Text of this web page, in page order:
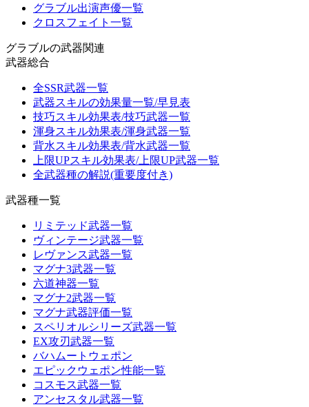
グラブル出演声優一覧
クロスフェイト一覧
グラブルの武器関連
武器総合
全SSR武器一覧
武器スキルの効果量一覧/早見表
技巧スキル効果表/技巧武器一覧
渾身スキル効果表/渾身武器一覧
背水スキル効果表/背水武器一覧
上限UPスキル効果表/上限UP武器一覧
全武器種の解説(重要度付き)
武器種一覧
リミテッド武器一覧
ヴィンテージ武器一覧
レヴァンス武器一覧
マグナ3武器一覧
六道神器一覧
マグナ2武器一覧
マグナ武器評価一覧
スペリオルシリーズ武器一覧
EX攻刃武器一覧
バハムートウェポン
エピックウェポン性能一覧
コスモス武器一覧
アンセスタル武器一覧